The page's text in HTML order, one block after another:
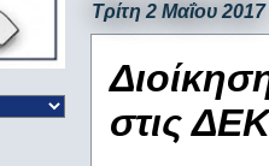
Τρίτη 2 Μαΐου 2017
στις